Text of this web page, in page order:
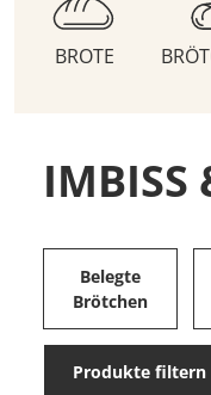
BROTE
IMBISS
Belegte
Brötchen
Produkte filtern